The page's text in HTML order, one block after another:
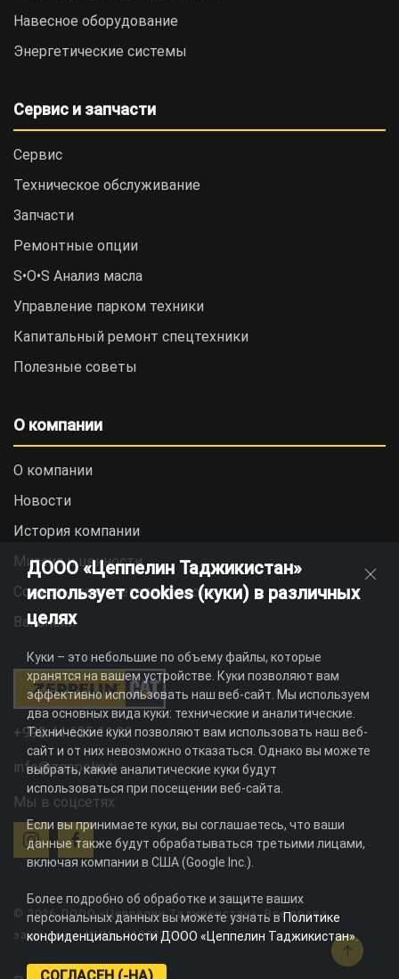
Навесное оборудование
Энергетические системы
Сервис и запчасти
Сервис
Техническое обслуживание
Запчасти
Ремонтные опции
S•O•S Анализ масла
Управление парком техники
Капитальный ремонт спецтехники
Полезные советы
О компании
О компании
Новости
История компании
Миссия и ценности
Социальная ответственность
Вакансии
+992 44 625 11 22
info@zeppelin.tj
Мы в соцсетях:
© 2026 ДООО «Цеппелин Таджикистан». Все права
защищены. ИНН - 010082996
ДООО «Цеппелин Таджикистан»
использует cookies (куки) в различных
целях
Куки – это небольшие по объему файлы, которые
хранятся на вашем устройстве. Куки позволяют вам
эффективно использовать наш веб-сайт. Мы используем
два основных вида куки: технические и аналитические.
Технические куки позволяют вам использовать наш веб-
сайт и от них невозможно отказаться. Однако вы можете
выбрать, какие аналитические куки будут
использоваться при посещении веб-сайта.
Если вы принимаете куки, вы соглашаетесь, что ваши
данные также будут обрабатываться третьими лицами,
включая компании в США (Google Inc.).
Более подробно об обработке и защите ваших
персональных данных вы можете узнать вПолитике
конфиденциальности ДООО «Цеппелин Таджикистан».